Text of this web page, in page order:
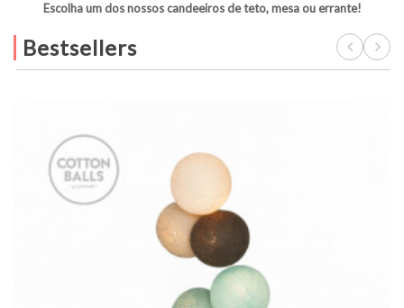
Escolha um dos nossos candeeiros de teto, mesa ou errante!
Bestsellers